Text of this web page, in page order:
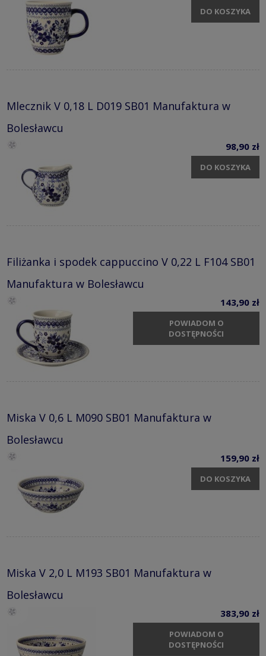
DO KOSZYKA
Mlecznik V 0,18 L D019 SB01 Manufaktura w
Bolesławcu
98,90 zł
DO KOSZYKA
Filiżanka i spodek cappuccino V 0,22 L F104 SB01
Manufaktura w Bolesławcu
143,90 zł
POWIADOM O
DOSTĘPNOŚCI
Miska V 0,6 L M090 SB01 Manufaktura w
Bolesławcu
159,90 zł
DO KOSZYKA
Miska V 2,0 L M193 SB01 Manufaktura w
Bolesławcu
383,90 zł
POWIADOM O
DOSTĘPNOŚCI